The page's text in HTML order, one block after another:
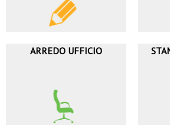
ARREDO UFFICIO